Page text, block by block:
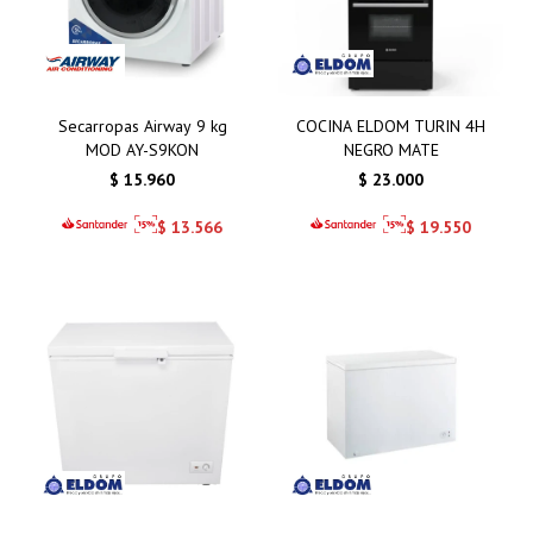
Secarropas Airway 9 kg
MOD AY-S9KON
$ 15.960
$ 13.566
COCINA ELDOM TURIN 4H
NEGRO MATE
$ 23.000
$ 19.550